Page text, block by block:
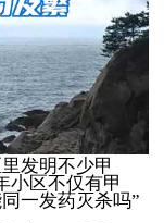
发明不少甲
小区不仅有甲
一发药灭杀吗”